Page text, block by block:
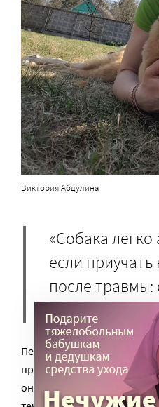
Виктория Абдулина
«Собака легко
если приучать
после
это средство
Первые три дня Ричард
привык. Вот если
оно долго лежит, –